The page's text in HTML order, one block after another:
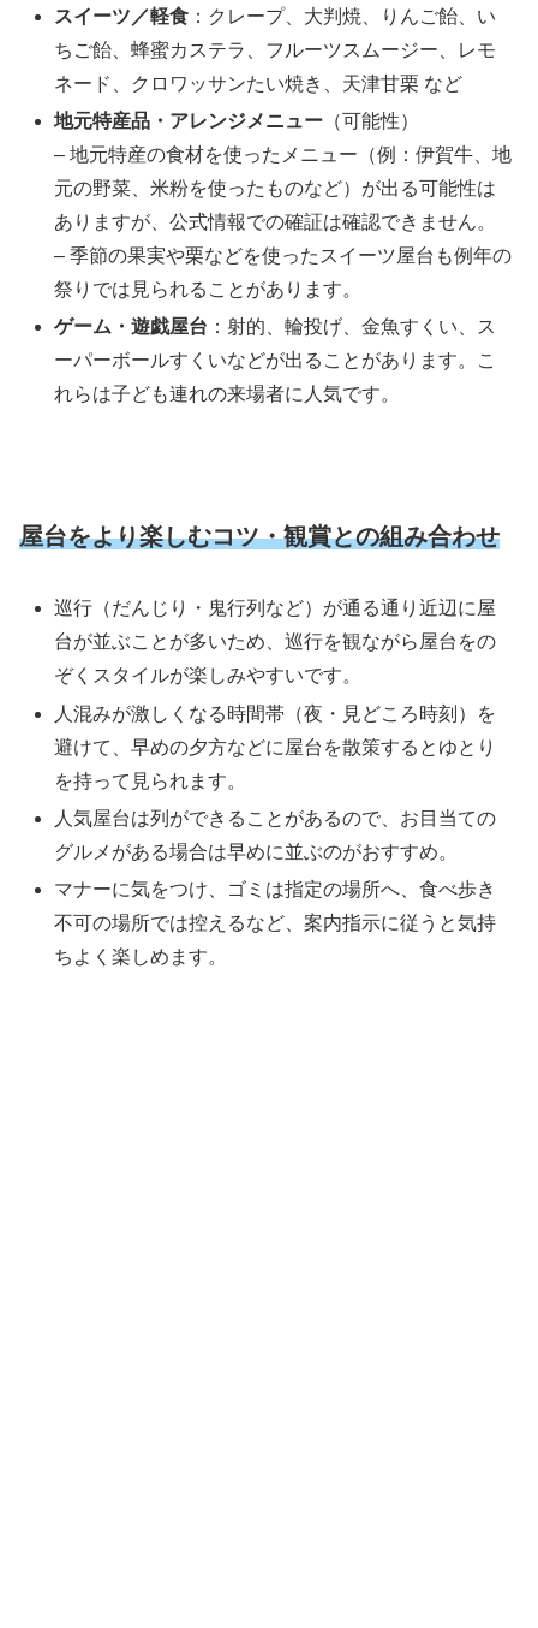
スイーツ／軽食 ：クレープ、大判焼、りんご飴、い
ちご飴、蜂蜜カステラ、フルーツスムージー、レモ
ネード、クロワッサンたい焼き、天津甘栗 など
地元特産品・アレンジメニュー （可能性）
– 地元特産の食材を使ったメニュー（例：伊賀牛、地
元の野菜、米粉を使ったものなど）が出る可能性は
ありますが、公式情報での確証は確認できません。
– 季節の果実や栗などを使ったスイーツ屋台も例年の
祭りでは見られることがあります。
ゲーム・遊戯屋台 ：射的、輪投げ、金魚すくい、ス
ーパーボールすくいなどが出ることがあります。こ
れらは子ども連れの来場者に人気です。
屋台をより楽しむコツ・観賞との組み合わせ
巡行（だんじり・鬼行列など）が通る通り近辺に屋
台が並ぶことが多いため、巡行を観ながら屋台をの
ぞくスタイルが楽しみやすいです。
人混みが激しくなる時間帯（夜・見どころ時刻）を
避けて、早めの夕方などに屋台を散策するとゆとり
を持って見られます。
人気屋台は列ができることがあるので、お目当ての
グルメがある場合は早めに並ぶのがおすすめ。
マナーに気をつけ、ゴミは指定の場所へ、食べ歩き
不可の場所では控えるなど、案内指示に従うと気持
ちよく楽しめます。